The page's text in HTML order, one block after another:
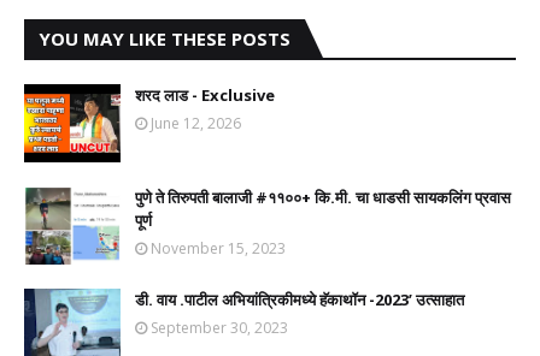
YOU MAY LIKE THESE POSTS
शरद लाड - Exclusive
June 12, 2026
पुणे ते तिरुपती बालाजी #११००+ कि.मी. चा धाडसी सायकलिंग प्रवास
पूर्ण
November 15, 2023
डी. वाय .पाटील अभियांत्रिकीमध्ये हॅकाथॉन -2023’ उत्साहात
September 30, 2023